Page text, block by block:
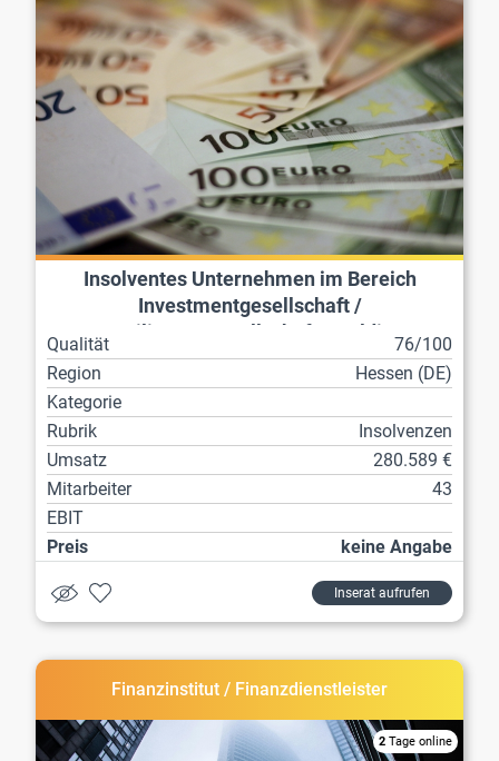
Insolventes Unternehmen im Bereich
Investmentgesellschaft /
Beteiligungsgesellschaft / Holding
Qualität
76/100
Region
Hessen (DE)
Kategorie
Rubrik
Insolvenzen
Umsatz
280.589 €
Mitarbeiter
43
EBIT
Preis
keine Angabe
Inserat aufrufen
Finanzinstitut / Finanzdienstleister
2 Tage online